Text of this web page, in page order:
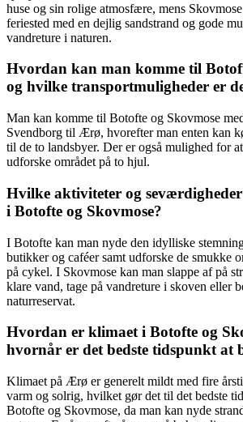
huse og sin rolige atmosfære, mens
feriested med en dejlig sandstrand og gode
vandreture i naturen.
Hvordan kan man komme til
og hvilke transportmuligheder er
Man kan komme til Botofte og Skovmose
Svendborg til Ærø, hvorefter man enten kan
til de to landsbyer. Der er også mulighed for
udforske området på to hjul.
Hvilke aktiviteter og
i Botofte og Skovmose?
I Botofte kan man nyde den idylliske
butikker og caféer samt udforske de smukke
på cykel. I Skovmose kan man slappe af på
klare vand, tage på vandreture i skoven eller
naturreservat.
Hvordan er klimaet i Botofte og
hvornår er det bedste tidspunkt at
Klimaet på Ærø er generelt mildt med fire
varm og solrig, hvilket gør det til det bedste
Botofte og Skovmose, da man kan nyde